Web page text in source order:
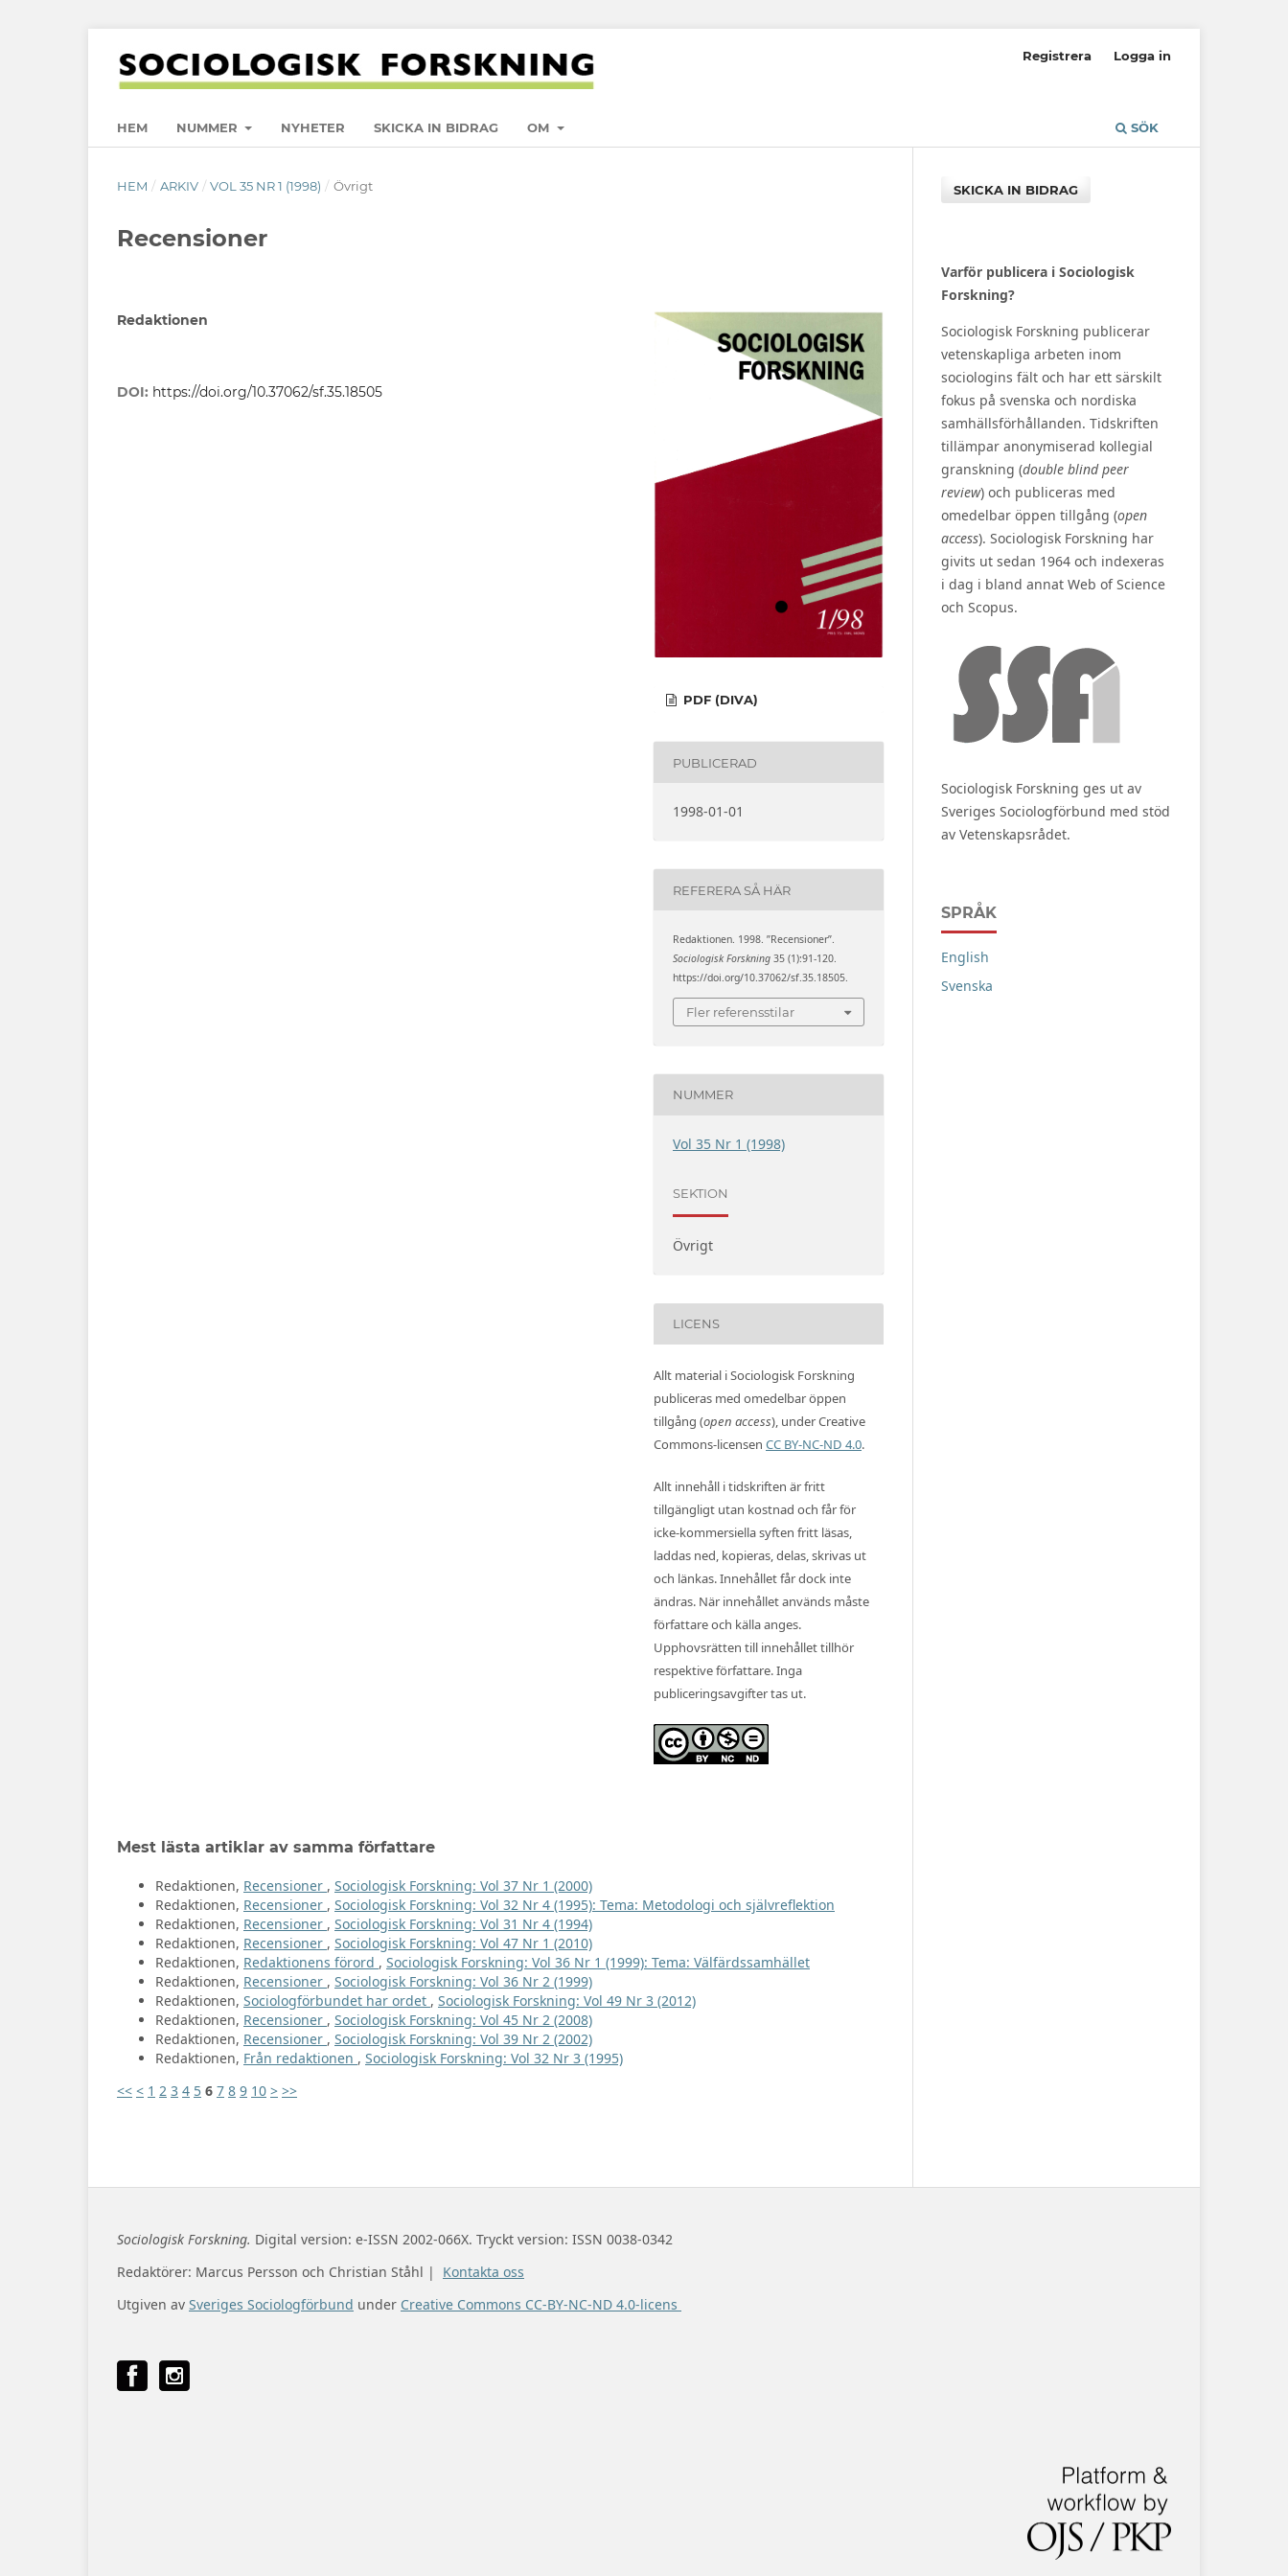
HEM NUMMER NYHETER SKICKA IN BIDRAG OM SÖK
Registrera Logga in
HEM / ARKIV / VOL 35 NR 1 (1998) / Övrigt
Recensioner
Redaktionen
DOI: https://doi.org/10.37062/sf.35.18505
PDF (DIVA)
PUBLICERAD
1998-01-01
REFERERA SÅ HÄR
Redaktionen. 1998. ”Recensioner”.
Sociologisk Forskning 35 (1):91-120.
https://doi.org/10.37062/sf.35.18505.
Fler referensstilar
NUMMER
Vol 35 Nr 1 (1998)
SEKTION
Övrigt
LICENS
Allt material i Sociologisk Forskning
publiceras med omedelbar öppen
tillgång (open access), under Creative
Commons-licensen CC BY-NC-ND 4.0.
Allt innehåll i tidskriften är fritt
tillgängligt utan kostnad och får för
icke-kommersiella syften fritt läsas,
laddas ned, kopieras, delas, skrivas ut
och länkas. Innehållet får dock inte
ändras. När innehållet används måste
författare och källa anges.
Upphovsrätten till innehållet tillhör
respektive författare. Inga
publiceringsavgifter tas ut.
Mest lästa artiklar av samma författare
Redaktionen, Recensioner , Sociologisk Forskning: Vol 37 Nr 1 (2000)
Redaktionen, Recensioner , Sociologisk Forskning: Vol 32 Nr 4 (1995): Tema: Metodologi och självreflektion
Redaktionen, Recensioner , Sociologisk Forskning: Vol 31 Nr 4 (1994)
Redaktionen, Recensioner , Sociologisk Forskning: Vol 47 Nr 1 (2010)
Redaktionen, Redaktionens förord , Sociologisk Forskning: Vol 36 Nr 1 (1999): Tema: Välfärdssamhället
Redaktionen, Recensioner , Sociologisk Forskning: Vol 36 Nr 2 (1999)
Redaktionen, Sociologförbundet har ordet , Sociologisk Forskning: Vol 49 Nr 3 (2012)
Redaktionen, Recensioner , Sociologisk Forskning: Vol 45 Nr 2 (2008)
Redaktionen, Recensioner , Sociologisk Forskning: Vol 39 Nr 2 (2002)
Redaktionen, Från redaktionen , Sociologisk Forskning: Vol 32 Nr 3 (1995)
<< < 1 2 3 4 5 6 7 8 9 10 > >>
SKICKA IN BIDRAG
Varför publicera i Sociologisk
Forskning?
Sociologisk Forskning publicerar
vetenskapliga arbeten inom
sociologins fält och har ett särskilt
fokus på svenska och nordiska
samhällsförhållanden. Tidskriften
tillämpar anonymiserad kollegial
granskning (double blind peer
review) och publiceras med
omedelbar öppen tillgång (open
access). Sociologisk Forskning har
givits ut sedan 1964 och indexeras
i dag i bland annat Web of Science
och Scopus.
Sociologisk Forskning ges ut av
Sveriges Sociologförbund med stöd
av Vetenskapsrådet.
SPRÅK
English
Svenska
Sociologisk Forskning. Digital version: e-ISSN 2002-066X. Tryckt version: ISSN 0038-0342
Redaktörer: Marcus Persson och Christian Ståhl | Kontakta oss
Utgiven av Sveriges Sociologförbund under Creative Commons CC-BY-NC-ND 4.0-licens